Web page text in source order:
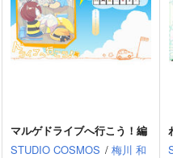
マルゲドライブへ行こう！編
STUDIO COSMOS / 梅川 和